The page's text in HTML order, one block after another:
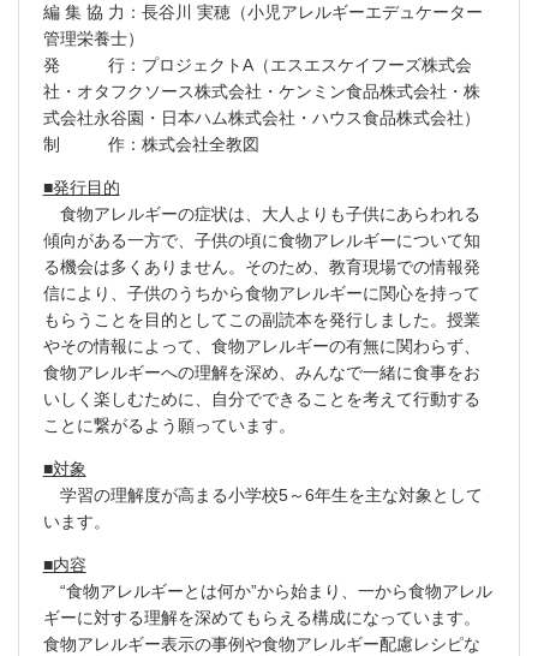
編 集 協 力：長谷川 実穂（小児アレルギーエデュケーター
管理栄養士）
発 行：プロジェクトA（エスエスケイフーズ株式会
社・オタフクソース株式会社・ケンミン食品株式会社・株
式会社永谷園・日本ハム株式会社・ハウス食品株式会社）
制 作：株式会社全教図
■発行目的
食物アレルギーの症状は、大人よりも子供にあらわれる
傾向がある一方で、子供の頃に食物アレルギーについて知
る機会は多くありません。そのため、教育現場での情報発
信により、子供のうちから食物アレルギーに関心を持って
もらうことを目的としてこの副読本を発行しました。授業
やその情報によって、食物アレルギーの有無に関わらず、
食物アレルギーへの理解を深め、みんなで一緒に食事をお
いしく楽しむために、自分でできることを考えて行動する
ことに繋がるよう願っています。
■対象
学習の理解度が高まる小学校5～6年生を主な対象として
います。
■内容
“食物アレルギーとは何か”から始まり、一から食物アレル
ギーに対する理解を深めてもらえる構成になっています。
食物アレルギー表示の事例や食物アレルギー配慮レシピな